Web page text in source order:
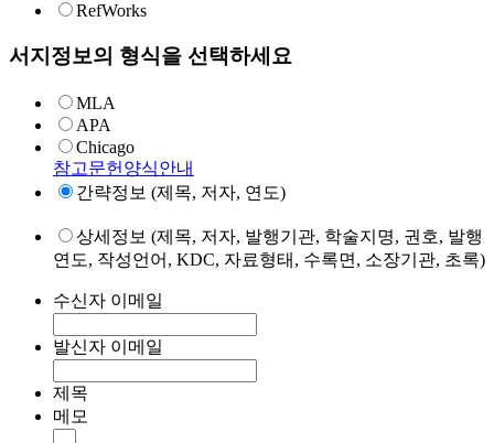
RefWorks
서지정보의 형식을 선택하세요
MLA
APA
Chicago
참고문헌양식안내
간략정보 (제목, 저자, 연도)
상세정보 (제목, 저자, 발행기관, 학술지명, 권호, 발행
연도, 작성언어, KDC, 자료형태, 수록면, 소장기관, 초록)
수신자 이메일
발신자 이메일
제목
메모